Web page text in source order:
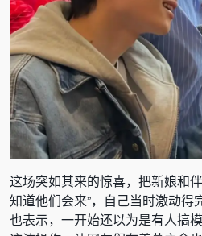
这场突如其来的惊喜，把新娘和
知道他们会来”，自己当时激动得
也表示，一开始还以为是有人搞